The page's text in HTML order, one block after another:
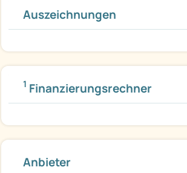
Auszeichnungen
1 Finanzierungsrechner
Anbieter